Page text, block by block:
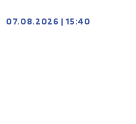
07.08.2026 15:40